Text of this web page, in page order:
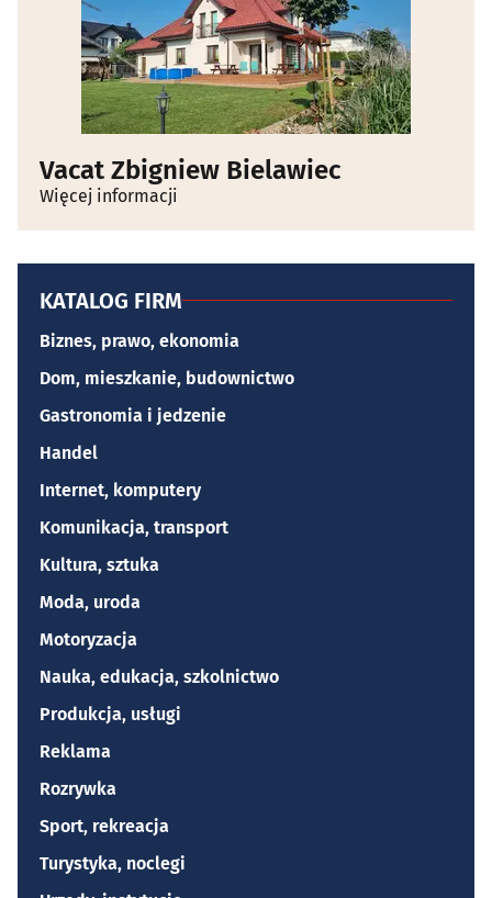
Vacat Zbigniew Bielawiec
Więcej informacji
KATALOG FIRM
Biznes, prawo, ekonomia
Dom, mieszkanie, budownictwo
Gastronomia i jedzenie
Handel
Internet, komputery
Komunikacja, transport
Kultura, sztuka
Moda, uroda
Motoryzacja
Nauka, edukacja, szkolnictwo
Produkcja, usługi
Reklama
Rozrywka
Sport, rekreacja
Turystyka, noclegi